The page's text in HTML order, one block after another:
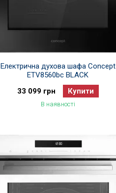
Електрична духова шафа Concept
ETV8560bc BLACK
33 099 грн
Купити
В наявності